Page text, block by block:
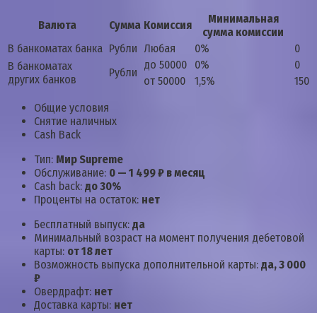
Валюта Сумма Комиссия
Минимальная
сумма комиссии
В банкоматах банка Рубли Любая 0%
0
В банкоматах
других банков
Рубли
до 50000 0%
0
от 50000
1,5%
150
Общие условия
Снятие наличных
Cash Back
Тип: Мир Supreme
Обслуживание: 0 — 1 499 ₽ в месяц
Cash back: до 30%
Проценты на остаток: нет
Бесплатный выпуск: да
Минимальный возраст на момент получения дебетовой
карты: от 18 лет
Возможность выпуска дополнительной карты: да, 3 000
₽
Овердрафт: нет
Доставка карты: нет